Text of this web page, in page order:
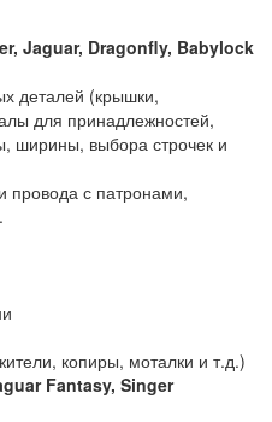
Jaguar, Dragonfly, Babylock
деталей (крышки,
для принадлежностей,
ширины, выбора строчек и
провода с патронами,
копиры, моталки и т.д.)
Fantasy, Singer